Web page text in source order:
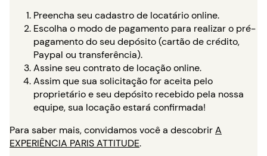
Preencha seu cadastro de locatário online.
Escolha o modo de pagamento para realizar o pré-
pagamento do seu depósito (cartão de crédito,
Paypal ou transferência).
Assine seu contrato de locação online.
Assim que sua solicitação for aceita pelo
proprietário e seu depósito recebido pela nossa
equipe, sua locação estará confirmada!
Para saber mais, convidamos você a descobrirA
EXPERIÊNCIA PARIS ATTITUDE.